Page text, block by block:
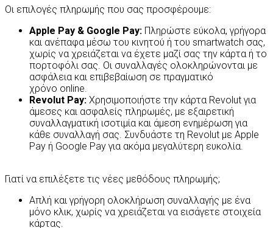
Οι επιλογές πληρωμής που σας προσφέρουμε:
Apple Pay & Google Pay: Πληρώστε εύκολα, γρήγορα
και ανέπαφα μέσω του κινητού ή του smartwatch σας,
χωρίς να χρειάζεται να έχετε μαζί σας την κάρτα ή το
πορτοφόλι σας. Οι συναλλαγές ολοκληρώνονται με
ασφάλεια και επιβεβαίωση σε πραγματικό
χρόνο online.
Revolut Pay: Χρησιμοποιήστε την κάρτα Revolut για
άμεσες και ασφαλείς πληρωμές, με εξαιρετική
συναλλαγματική ισοτιμία και άμεση ενημέρωση για
κάθε συναλλαγή σας. Συνδυάστε τη Revolut με Apple
Pay ή Google Pay για ακόμα μεγαλύτερη ευκολία.
Γιατί να επιλέξετε τις νέες μεθόδους πληρωμής;
Απλή και γρήγορη ολοκλήρωση συναλλαγής με ένα
μόνο κλικ, χωρίς να χρειάζεται να εισάγετε στοιχεία
κάρτας.